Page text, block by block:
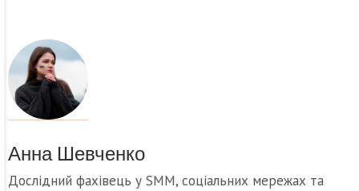
Анна Шевченко
Дослідний фахівець у SMM, соціальних мережах та